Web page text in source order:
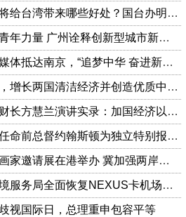
【共生传媒】国家统一将给台湾带来哪些好处？国台办明确阐释
【共生传媒】凝聚全球青年力量 广州诠释创新型城市新内涵
【共生传媒】海外华文媒体抵达南京，“追梦中华 奋进新江苏”采访行活动即将启动
【共生传媒】加美合作，增长两国清洁经济并创造优质中产就业
【共生传媒】副总理兼财长方慧兰演讲实录：加国经济以及出台2023年预算的联邦重点
【共生传媒】总理关于任命前总督约翰斯顿为独立特别报告员回答记者提问
【共生传媒】台湾知名画家邀请展在港举办 冀加强两岸文化交流
【共生传媒】​​​​​​​加拿大边境服务局全面恢复NEXUS卡机场申请
视国际日，总理重申包容平等